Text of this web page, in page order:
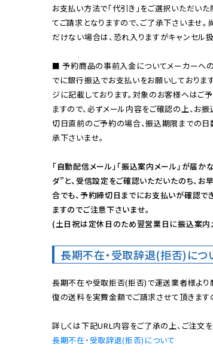
お支払い方法で「代引き」をご選択いただい
てご請求となりますので、ご了承下さいませ
だけない場合は、恐れ入りますがキャンセル
■ 予約商品の事前入金についてメーカーへ
でに銀行振込でお支払いをお願いしておりま
ジに記載しております。対象のお客様へはご
ますので、必ずメール内容をご確認の上、お
切日直前のご予約の場合、振込期限までの日
承下さいませ。
「自動配信メール」「振込案内メール」が届か
ダ”と、受信設定をご確認いただいたのち、お
合でも、予約締切日までにお支払いが確認で
ますのでご注意下さいませ。
(土日祝は定休日のため翌営業日に振込案内
長期不在・受取辞退(拒否)につ
長期不在や受取拒否(拒否)で運送業者様よ
復の送料を実費金額でご請求させて頂きます
長期不在・受取辞退(拒否)について